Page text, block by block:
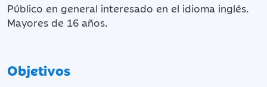
Público en general interesado en el idioma inglés.
Mayores de 16 años.
Objetivos